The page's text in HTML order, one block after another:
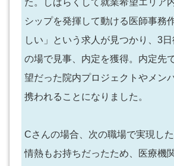
シップを発揮して動ける医師事務
しい」という求人が見つかり、3
の場で見事、内定を獲得。内定先
望だった院内プロジェクトやメン
携われることになりました。
Cさんの場合、次の職場で実現し
情熱もお持ちだったため、医療機